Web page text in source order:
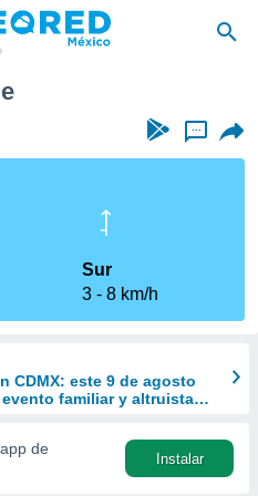
...
Sur
3
8 km/h
CDMX: este 9 de agosto
familiar y altruista
de
Instalar